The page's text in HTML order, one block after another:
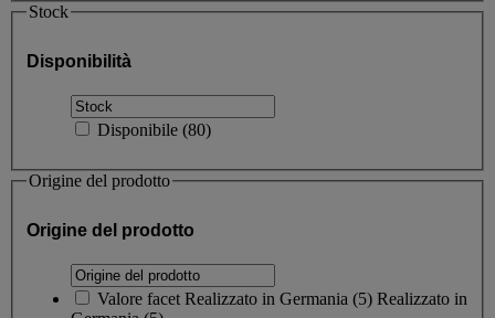
Stock
Disponibilità
Disponibile (80)
Origine del prodotto
Origine del prodotto
Valore facet Realizzato in Germania (5) Realizzato in